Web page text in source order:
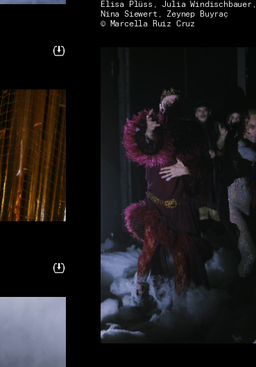
Elisa Plüss, Julia Windischbauer,
Nina Siewert, Zeynep Buyraç
© Marcella Ruiz Cruz